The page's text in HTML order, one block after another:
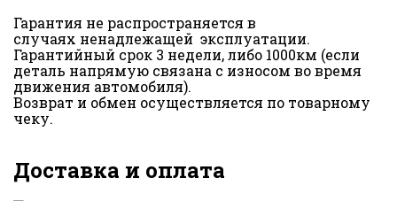
Гарантия не распространяется в
случаях ненадлежащей эксплуатации.
Гарантийный срок 3 недели, либо 1000км (если
деталь напрямую связана с износом во время
движения автомобиля).
Возврат и обмен осуществляется по товарному
чеку.
Доставка и оплата